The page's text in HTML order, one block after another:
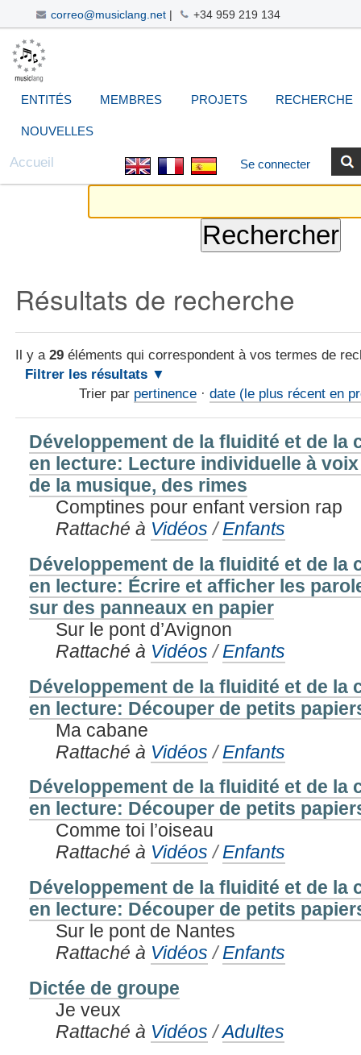
correo@musiclang.net| +34 959 219 134
Aller
au
contenu.
navigation
Navigation
ENTITÉS MEMBRES PROJETS RECHERCHE
NOUVELLES
Se connecter
Accueil
Résultats de recherche
Il y a29 éléments qui correspondent à vos termes de
Filtrer les résultats
Trier par pertinence · date (le plus récent en
Développement de la fluidité et de la
en lecture: Lecture individuelle à
de la musique, des rimes
Comptines pour enfant version rap
Rattaché à Vidéos /Enfants
Développement de la fluidité et de la
en lecture: Écrire et afficher les
sur des panneaux en papier
Sur le pont d’Avignon
Rattaché à Vidéos /Enfants
Développement de la fluidité et de la
en lecture: Découper de petits
Ma cabane
Rattaché à Vidéos /Enfants
Développement de la fluidité et de la
en lecture: Découper de petits
Comme toi l’oiseau
Rattaché à Vidéos /Enfants
Développement de la fluidité et de la
en lecture: Découper de petits
Sur le pont de Nantes
Rattaché à Vidéos /Enfants
Dictée de groupe
Je veux
Rattaché à Vidéos /Adultes